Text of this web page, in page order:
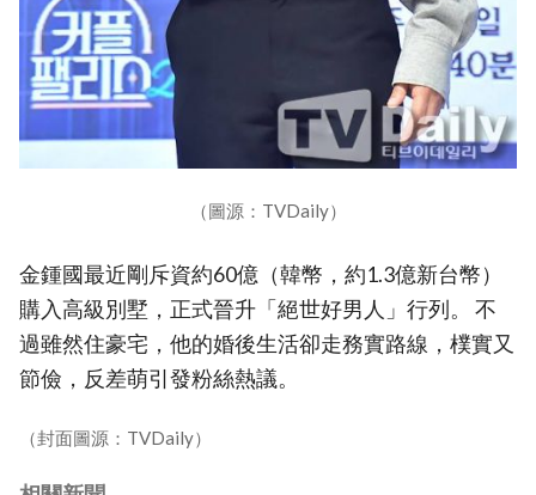
（圖源：TVDaily）
金鍾國最近剛斥資約60億（韓幣，約1.3億新台幣）
購入高級別墅，正式晉升「絕世好男人」行列。 不
過雖然住豪宅，他的婚後生活卻走務實路線，樸實又
節儉，反差萌引發粉絲熱議。
（封面圖源：TVDaily）